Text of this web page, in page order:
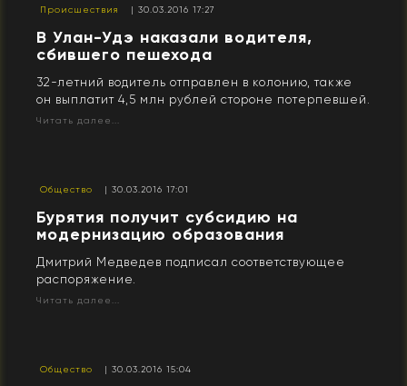
Происшествия | 30.03.2016 17:27
В Улан-Удэ наказали водителя,
сбившего пешехода
32-летний водитель отправлен в колонию, также
он выплатит 4,5 млн рублей стороне потерпевшей.
Читать далее...
Общество | 30.03.2016 17:01
Бурятия получит субсидию на
модернизацию образования
Дмитрий Медведев подписал соответствующее
распоряжение.
Читать далее...
Общество | 30.03.2016 15:04